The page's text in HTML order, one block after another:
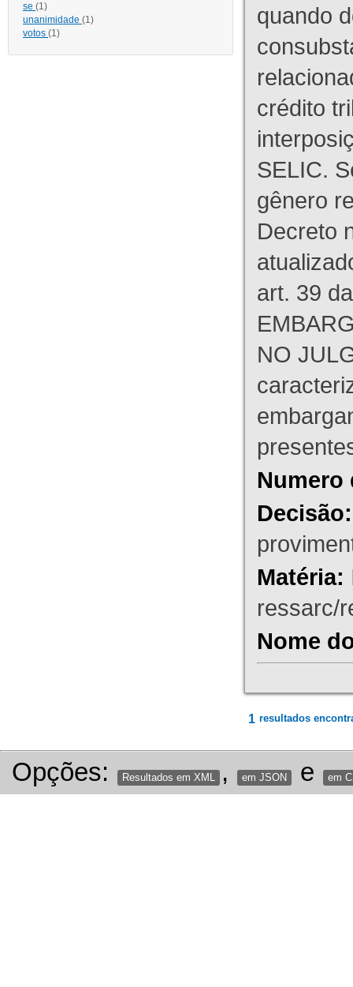
se (1)
unanimidade (1)
votos (1)
quando
crédito
SELIC.
gênero
Decreto
art. 39
NO
Numero
Decisão:
Matéria:
ressarc/
Nome
1 resultados
Opções: Resultados em XML , em JSON e em